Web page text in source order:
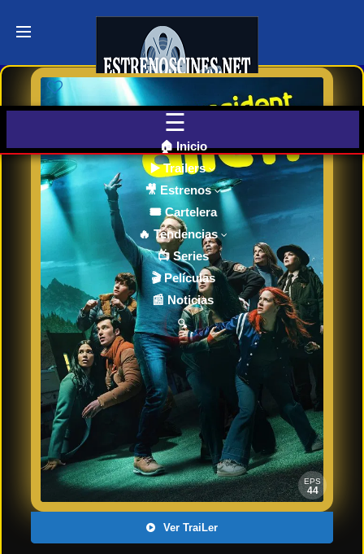
Últimos
🎬 VER
AHORA
Cartelera
de Cine
Próximos
Estrenos
en Cines
Tráilers
Español
📺 VER
PLATAFORMAS
🏠 Inicio
▶️ Trailers
🎥 Estrenos
🎟️ Cartelera
🔥 Tendencias
📺 Series
🎬 Películas
📰 Noticias
🔍
EPS
44
Ver TraiLer